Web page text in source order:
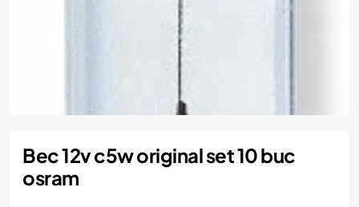
Bec 12v c5w original set 10 buc
osram